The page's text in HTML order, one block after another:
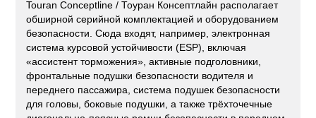
Touran Conceptline / Тоуран Консептлайн располагает
обширной серийной комплектацией и оборудованием
безопасности. Сюда входят, например, электронная
система курсовой устойчивости (ESP), включая
«ассистент торможения», активные подголовники,
фронтальные подушки безопасности водителя и
переднего пассажира, система подушек безопасности
для головы, боковые подушки, а также трёхточечные